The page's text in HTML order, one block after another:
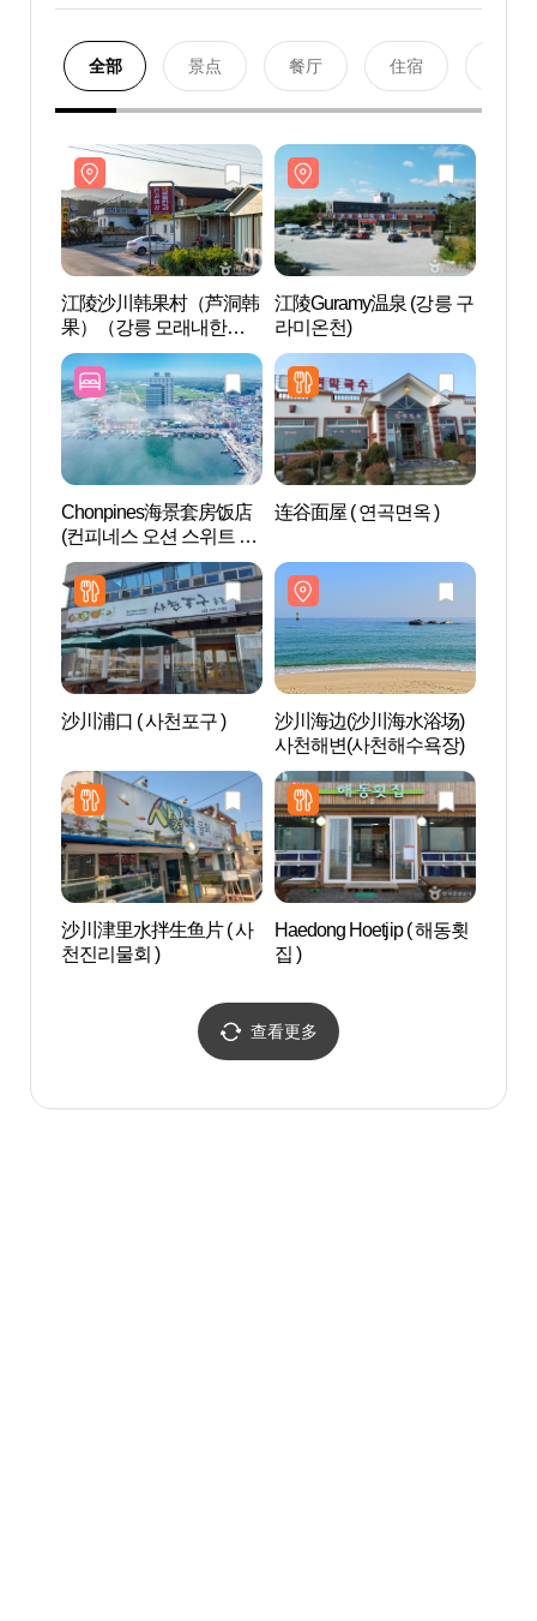
全部 景点 餐厅 住宿
江陵沙川韩果村（芦洞韩
果）（강릉 모래내한과
마을（갈골한과））
江陵Guramy温泉 (강릉 구
라미온천)
Chonpines海景套房饭店
(컨피네스 오션 스위트 호
텔)
连谷面屋 ( 연곡면옥 )
沙川浦口 ( 사천포구 )
沙川海边(沙川海水浴场)
사천해변(사천해수욕장)
沙川津里水拌生鱼片 ( 사
천진리물회 )
Haedong Hoetjip ( 해동횟
집 )
查看更多